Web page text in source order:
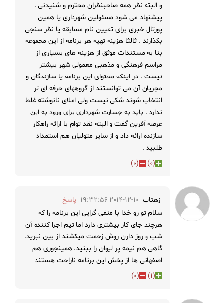
و البته نظر همه صاحبنظران محترم و شنیدنی .
پیشنهاد می شود مسئولین شهرداری یا همین
پورتال خبری برای تعیین نام مسابقه یا نظر سنجی
بگذارند . ثالثا هزینه تهیه هر برنامه از این مجموعه
بنا به مستندات موثق از هزینه های بسیاری از
مراسم فرهنگی و مذهبی معمولی شهر بیشتر
نیست . در اینکه محتوای این برنامه یا سازندگان و
مجریان آن می توانستند از گروههای حرفه ای تر
انتخاب شوند شکی نیست ولی املای نانوشته غلط
ندارد . باید به جسارت شهرداری برای ورود به این
عرصه آفرین گفت و البته نقد توام با ارائه راهکار
سازنده ارائه داد و از سایر متولیان هم استمداد
طلبید .
(
0
)
(
0
)
زهتاب 2014-12-10 19:32:56
پاسخ
سلام تو رو خدا با منفی گرایی این برنامه را که
هرچند جای کار بیشتری دارد اما تیم اجرا کننده آن
شب و روز دارن روش زحمت میکشند از بین نبرید.
گاهی هم نیمه پر لیوان را ببنید. همینجوری هم
اصفهانی ها از پخش این برنامه ناراحت هستند
(
1
)
(
0
)